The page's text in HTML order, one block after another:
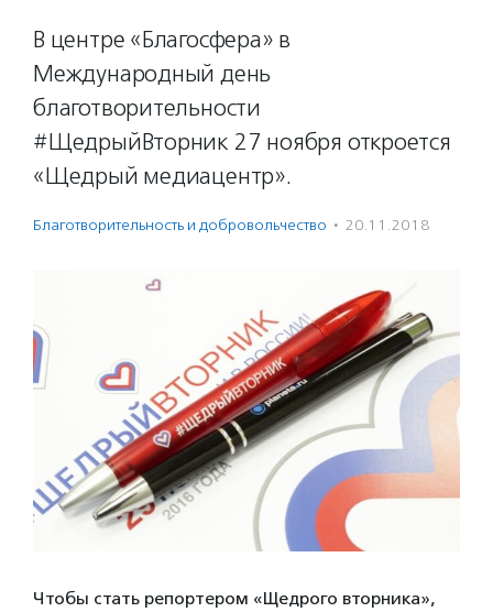
В центре «Благосфера» в
Международный день
благотворительности
#ЩедрыйВторник 27 ноября откроется
«Щедрый медиацентр».
Благотвори­тель­ность и доброволь­чест­во · 20.11.2018
Чтобы стать репортером «Щедрого вторника»,